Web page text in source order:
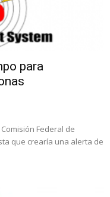
para
Federal de
que crearía una alerta de